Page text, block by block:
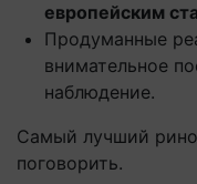
европейским
Продуманные
внимательное
наблюдение.
Самый лучший
поговорить.